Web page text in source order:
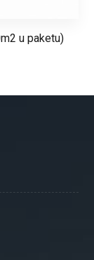
u paketu)